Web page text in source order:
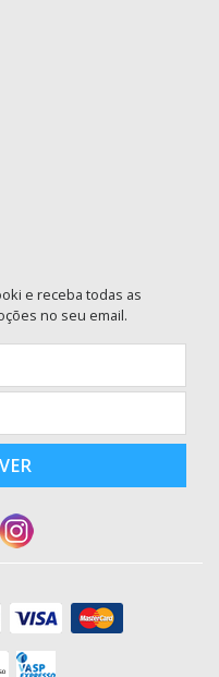
e receba todas as
no seu email.